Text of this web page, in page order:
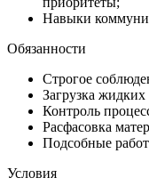
Навыки
Обязанности
Строгое
Загрузка
Контроль
Расфасовка
Подсобные
Условия